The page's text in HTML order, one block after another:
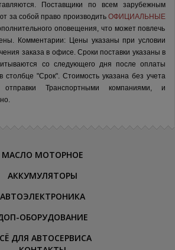
Поставщики по всем зарубежным
за собой право производить ОФИЦИАЛЬНЫЕ
оповещения, что может повлечь
Комментарии: Цены указаны при условии
заказа в офисе. Сроки поставки указаны в
со следующего дня после оплаты
столбце "Срок". Стоимость указана без учета
Транспортными компаниями, и
МАСЛО МОТОРНОЕ
АККУМУЛЯТОРЫ
АВТОЭЛЕКТРОНИКА
ОБОРУДОВАНИЕ
ДЛЯ АВТОСЕРВИСА